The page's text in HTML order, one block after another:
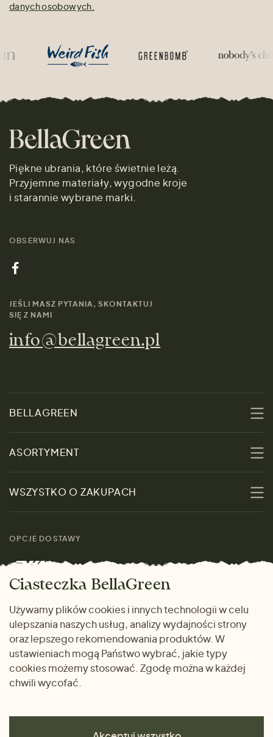
danych osobowych.
Piękne ubrania, które świetnie leżą.
Przyjemne materiały, wygodne kroje
i starannie wybrane marki.
OBSERWUJ NAS
JEŚLI MASZ PYTANIA, SKONTAKTUJ
SIĘ Z NAMI
info@bellagreen.pl
BELLAGREEN
Zrównoważoność
Skontaktuj się z nami
Marki
ASORTYMENT
Kobiety
Mężczyźni
Prezenty
WSZYSTKO O ZAKUPACH
rozmiarach
Zwrot towaru
Dlaczego warto kupować
u nas
OPCJE DOSTAWY
METODY PŁATNOŚCI
Ciasteczka BellaGreen
Używamy plików cookies i innych technologii w celu
ulepszania naszych usług, analizy wydajności strony
oraz lepszego rekomendowania produktów. W
ustawieniach mogą Państwo wybrać, jakie typy
cookies możemy stosować. Zgodę można w każdej
chwili wycofać.